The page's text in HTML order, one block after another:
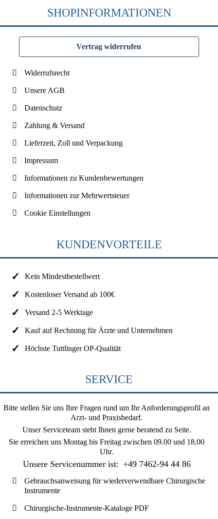
SHOPINFORMATIONEN
Vertrag widerrufen
Widerrufsrecht
Unsere AGB
Datenschutz
Zahlung & Versand
Lieferzeit, Zoll und Verpackung
Impressum
Informationen zu Kundenbewertungen
Informationen zur Mehrwertsteuer
Cookie Einstellungen
KUNDENVORTEILE
Kein Mindestbestellwert
Kostenloser Versand ab 100€
Versand 2-5 Werktage
Kauf auf Rechnung für Ärzte und Unternehmen
Höchste Tuttlinger OP-Qualität
SERVICE
Bitte stellen Sie uns Ihre Fragen rund um Ihr Anforderungsprofil an
Arzt- und Praxisbedarf.
Unser Serviceteam steht Ihnen gerne beratend zu Seite.
Sie erreichen uns Montag bis Freitag zwischen 09.00 und 18.00
Uhr.
Unsere Servicenummer ist: +49 7462-94 44 86
Gebrauchsanweisung für wiederverwendbare Chirurgische
Instrumente
Chirurgische-Instrumente-Kataloge PDF